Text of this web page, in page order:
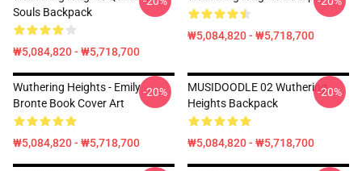
Souls Backpack
₩5,084,820 - ₩5,718,700
₩5,084,820 - ₩5,718,700
Wuthering Heights - Emily
Bronte Book Cover Art
₩5,084,820 - ₩5,718,700
-20%
MUSIDOODLE 02 Wuthering
Heights Backpack
₩5,084,820 - ₩5,718,700
-20%